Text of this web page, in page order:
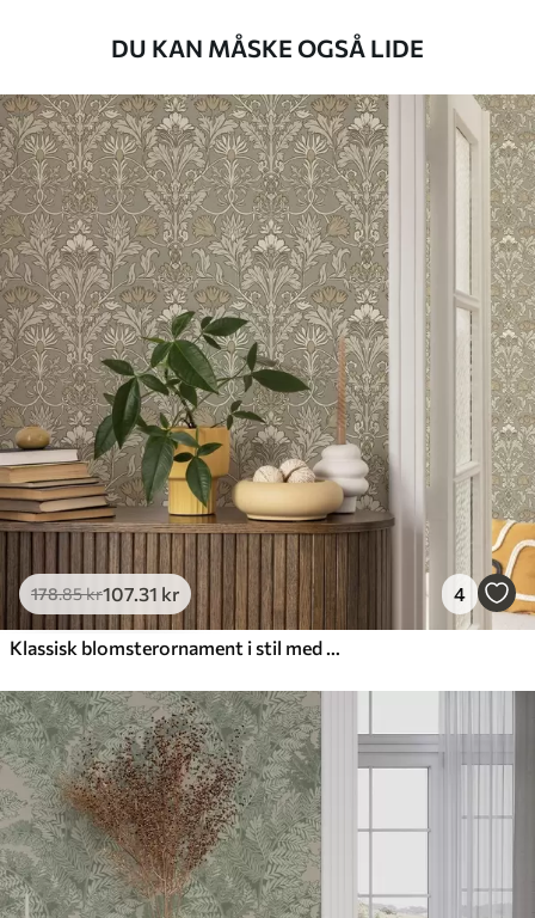
muligheder
tapetklæber.
blød svamp. Tapeter med lakfinish kan
rengøres med vand.
Anvendelsesmetode Problemfri anvendelse
Tilgængelige materialer
Standard
365.00219.00kr/m²
Premium
448.33269.00 kr/m²
Premium vinyl
516.67310.00kr/m²
DU KAN MÅSKE OGSÅ LIDE
178.85kr107.31 kr 4
Klassisk blomsterornament i stil med William Morris